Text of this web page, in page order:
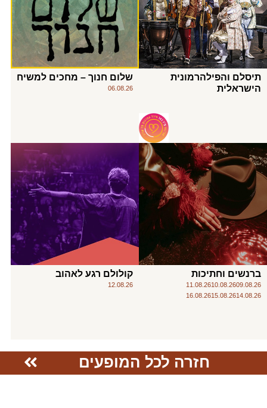
תיסלם והפילהרמונית
הישראלית
שלום חנוך – מחכים למשיח
06.08.26
ברנשים וחתיכות
09.08.26
10.08.26
11.08.26
14.08.26
15.08.26
16.08.26
קולולם רגע לאהוב
12.08.26
חזרה לכל המופעים